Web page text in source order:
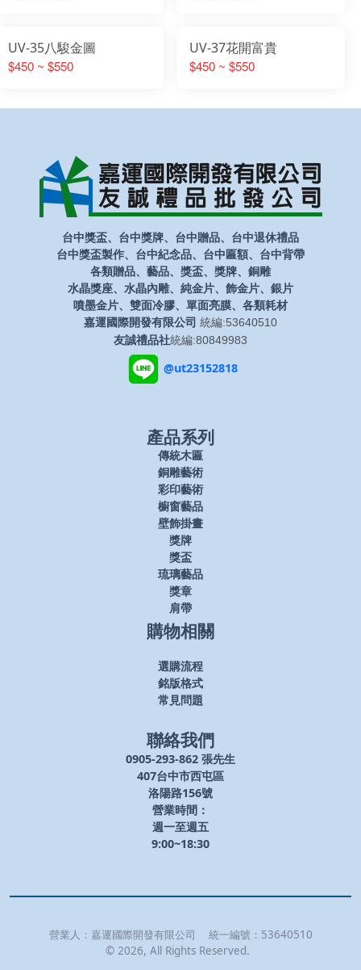
UV-35八駿金圖
$450 ~ $550
UV-37花開富貴
$450 ~ $550
台中獎盃、台中獎牌、台中贈品、台中退休禮品
台中獎盃製作、台中紀念品、台中匾額、台中背帶
各類贈品、藝品、獎盃、獎牌、銅雕
水晶獎座、水晶內雕、純金片、飾金片、銀片
噴墨金片、雙面冷膠、單面亮膜、各類耗材
嘉運國際開發有限公司 統編:53640510
友誠禮品社統編:80849983
@ut23152818
產品系列
傳統木匾
銅雕藝術
彩印藝術
櫥窗藝品
壁飾掛畫
獎牌
獎盃
琉璃藝品
獎章
肩帶
購物相關
選購流程
銘版格式
常見問題
聯絡我們
0905-293-862 張先生
407台中市西屯區
洛陽路156號
營業時間：
週一至週五
9:00~18:30
營業人： 嘉運國際開發有限公司 統一編號： 53640510
© 2026, All Rights Reserved.